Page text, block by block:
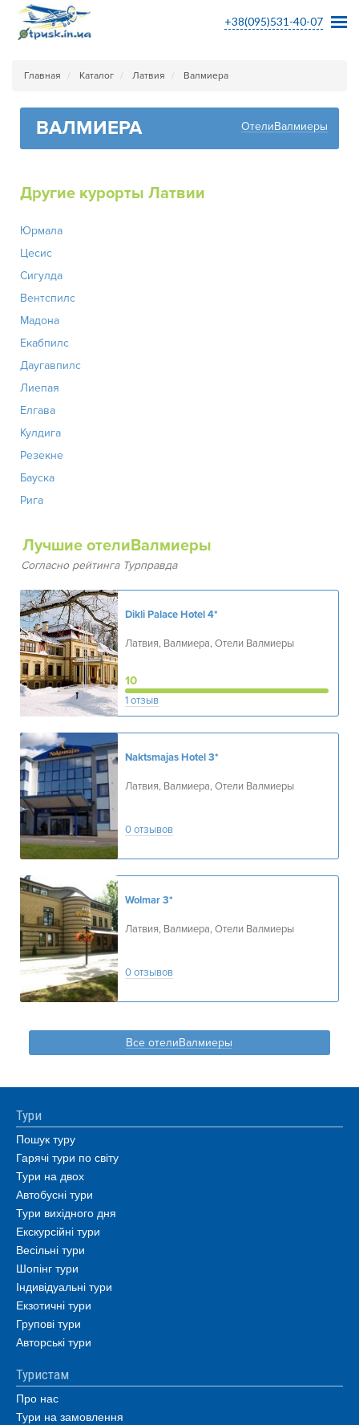
+38(095)531-40-07
Главная Каталог Латвия Валмиера
ВАЛМИЕРА ОтелиВалмиеры
Другие курорты Латвии
Юрмала
Цесис
Сигулда
Вентспилс
Мадона
Екабпилс
Даугавпилс
Лиепая
Елгава
Кулдига
Резекне
Бауска
Рига
Лучшие отелиВалмиеры
Согласно рейтинга Турправда
Dikli Palace Hotel4*
Латвия, Валмиера, Отели Валмиеры
10
1 отзыв
Naktsmajas Hotel3*
Латвия, Валмиера, Отели Валмиеры
0 отзывов
Wolmar3*
Латвия, Валмиера, Отели Валмиеры
0 отзывов
Все отелиВалмиеры
Тури
Пошук туру
Гарячі тури по світу
Тури на двох
Автобусні тури
Тури вихідного дня
Екскурсійні тури
Весільні тури
Шопінг тури
Індивідуальні тури
Екзотичні тури
Групові тури
Авторські тури
Туристам
Про нас
Тури на замовлення